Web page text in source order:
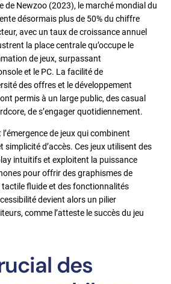
de Newzoo (2023), le marché mondial du
désormais plus de 50% du chiffre
avec un taux de croissance annuel
la place centrale qu’occupe le
de jeux, surpassant
et le PC. La facilité de
des offres et le développement
permis à un large public, des casual
de s’engager quotidiennement.
de jeux qui combinent
simplicité d’accès. Ces jeux utilisent des
intuitifs et exploitent la puissance
pour offrir des graphismes de
fluide et des fonctionnalités
devient alors un pilier
comme l’atteste le succès du jeu
des